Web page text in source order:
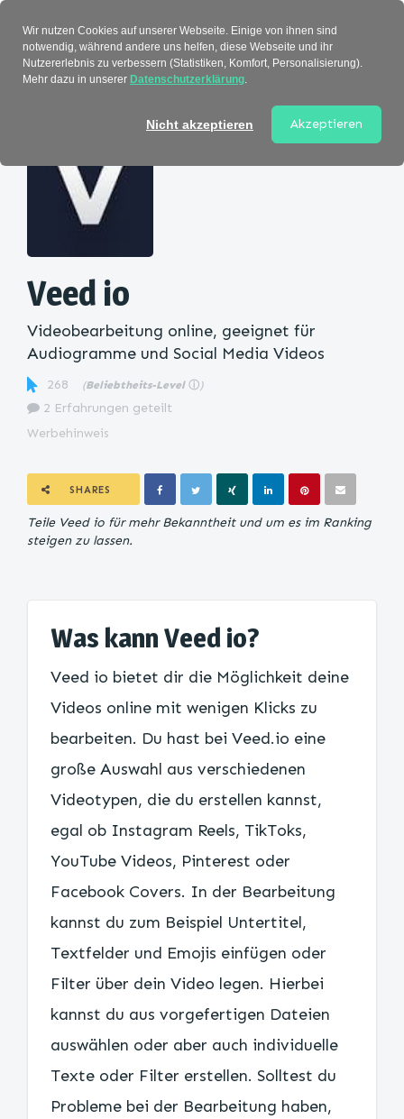
Veed io
Videobearbeitung online, geeignet für
Audiogramme und Social Media Videos
268 (Beliebtheits-Level ⓘ )
2 Erfahrungen geteilt
Werbehinweis
SHARES
Teile Veed io für mehr Bekanntheit und um es im Ranking
steigen zu lassen.
Was kann Veed io?
Veed io bietet dir die Möglichkeit deine
Videos online mit wenigen Klicks zu
bearbeiten. Du hast bei Veed.io eine
große Auswahl aus verschiedenen
Videotypen, die du erstellen kannst,
egal ob Instagram Reels, TikToks,
YouTube Videos, Pinterest oder
Facebook Covers. In der Bearbeitung
kannst du zum Beispiel Untertitel,
Textfelder und Emojis einfügen oder
Filter über dein Video legen. Hierbei
kannst du aus vorgefertigen Dateien
auswählen oder aber auch individuelle
Texte oder Filter erstellen. Solltest du
Probleme bei der Bearbeitung haben,
Wir nutzen Cookies auf unserer Webseite. Einige von ihnen sind
notwendig, während andere uns helfen, diese Webseite und ihr
Nutzererlebnis zu verbessern (Statistiken, Komfort, Personalisierung).
Mehr dazu in unserer Datenschutzerklärung.
Nicht akzeptieren Akzeptieren